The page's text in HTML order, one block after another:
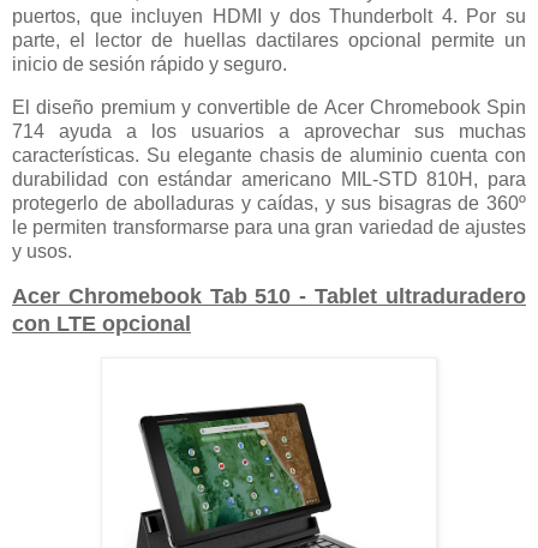
puertos, que incluyen HDMI y dos Thunderbolt 4. Por su
parte, el lector de huellas dactilares opcional permite un
inicio de sesión rápido y seguro.
El diseño premium y convertible de Acer Chromebook Spin
714 ayuda a los usuarios a aprovechar sus muchas
características. Su elegante chasis de aluminio cuenta con
durabilidad con estándar americano MIL-STD 810H, para
protegerlo de abolladuras y caídas, y sus bisagras de 360º
le permiten transformarse para una gran variedad de ajustes
y usos.
Acer Chromebook Tab 510 - Tablet ultraduradero
con LTE opcional